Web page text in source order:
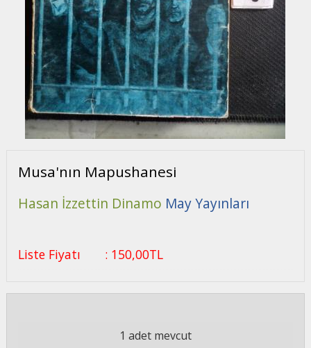
Musa'nın Mapushanesi
Hasan İzzettin Dinamo May Yayınları
Liste Fiyatı : 150,00TL
1 adet mevcut